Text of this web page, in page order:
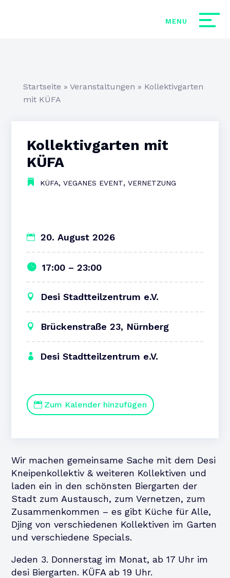
Startseite » Veranstaltungen » Kollektivgarten
mit KÜFA
Kollektivgarten mit
KÜFA
KÜFA,VEGANES EVENT,VERNETZUNG
20. August 2026
17:00 – 23:00
Desi Stadtteilzentrum e.V.
Brückenstraße 23, Nürnberg
Desi Stadtteilzentrum e.V.
Zum Kalender hinzufügen
Wir machen gemeinsame Sache mit dem Desi
Kneipenkollektiv & weiteren Kollektiven und
laden ein in den schönsten Biergarten der
Stadt zum Austausch, zum Vernetzen, zum
Zusammenkommen – es gibt Küche für Alle,
Djing von verschiedenen Kollektiven im Garten
und verschiedene Specials.
Jeden 3. Donnerstag im Monat, ab 17 Uhr im
desi Biergarten. KÜFA ab 19 Uhr.